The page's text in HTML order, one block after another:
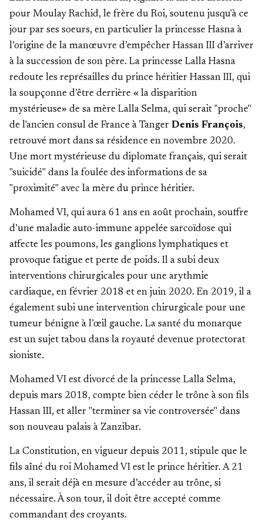
pour Moulay Rachid, le frère du Roi, soutenu jusqu'à ce
jour par ses soeurs, en particulier la princesse Hasna à
l’origine de la manœuvre d’empêcher Hassan III d’arriver
à la succession de son père. La princesse Lalla Hasna
redoute les représailles du prince héritier Hassan III, qui
la soupçonne d’être derrière « la disparition
mystérieuse» de sa mère Lalla Selma, qui serait "proche"
de l'ancien consul de France à Tanger Denis François,
retrouvé mort dans sa résidence en novembre 2020.
Une mort mystérieuse du diplomate français, qui serait
"suicidé" dans la foulée des informations de sa
"proximité" avec la mère du prince héritier.
Mohamed VI, qui aura 61 ans en août prochain, souffre
d’une maladie auto-immune appelée sarcoïdose qui
affecte les poumons, les ganglions lymphatiques et
provoque fatigue et perte de poids. Il a subi deux
interventions chirurgicales pour une arythmie
cardiaque, en février 2018 et en juin 2020. En 2019, il a
également subi une intervention chirurgicale pour une
tumeur bénigne à l’œil gauche. La santé du monarque
est un sujet tabou dans la royauté devenue protectorat
sioniste.
Mohamed VI est divorcé de la princesse Lalla Selma,
depuis mars 2018, compte bien céder le trône à son fils
Hassan III, et aller "terminer sa vie controversée" dans
son nouveau palais à Zanzibar.
La Constitution, en vigueur depuis 2011, stipule que le
fils aîné du roi Mohamed VI est le prince héritier. A 21
ans, il serait déjà en mesure d’accéder au trône, si
nécessaire. À son tour, il doit être accepté comme
commandant des croyants.